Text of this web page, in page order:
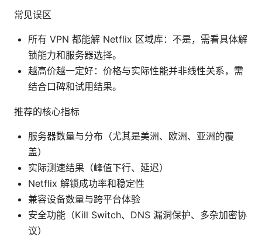
常见误区
所有 VPN 都能解 Netflix 区域库：不是，需看具体解
锁能力和服务器选择。
越高价越一定好：价格与实际性能并非线性关系，需
结合口碑和试用结果。
推荐的核心指标
服务器数量与分布（尤其是美洲、欧洲、亚洲的覆
盖）
实际测速结果（峰值下行、延迟）
Netflix 解锁成功率和稳定性
兼容设备数量与跨平台体验
安全功能（Kill Switch、DNS 漏洞保护、多杂加密协
议）